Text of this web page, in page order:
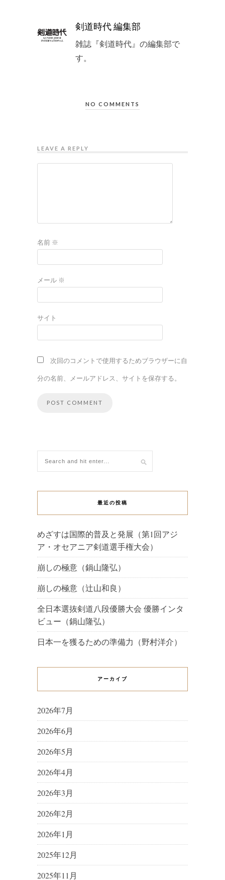
剣道時代 編集部
雑誌『剣道時代』の編集部で
す。
NO COMMENTS
LEAVE A REPLY
名前 ※
メール ※
サイト
次回のコメントで使用するためブラウザーに自
分の名前、メールアドレス、サイトを保存する。
最近の投稿
めざすは国際的普及と発展（第1回アジ
ア・オセアニア剣道選手権大会）
崩しの極意（鍋山隆弘）
崩しの極意（辻山和良）
全日本選抜剣道八段優勝大会 優勝インタ
ビュー（鍋山隆弘）
日本一を獲るための準備力（野村洋介）
アーカイブ
2026年7月
2026年6月
2026年5月
2026年4月
2026年3月
2026年2月
2026年1月
2025年12月
2025年11月